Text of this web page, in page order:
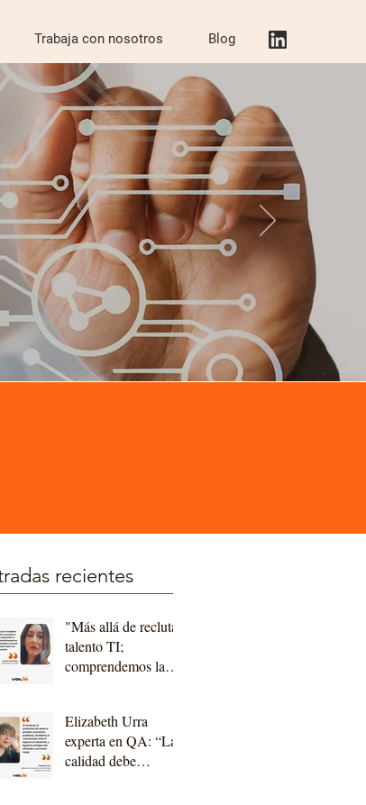
Trabaja con nosotros Blog
recientes
"Más allá de reclutar
talento TI;
comprendemos la
nuestros clientes,
construyendo
relaciones a largo
Elizabeth Urra
experta en QA: “La
calidad debe